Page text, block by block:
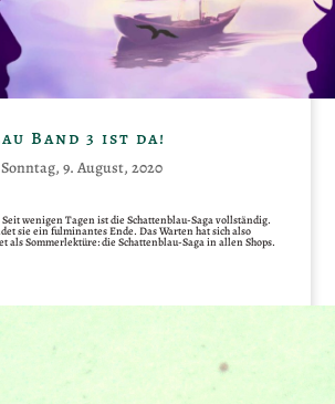
Band 3 ist da!
Sonntag, 9. August, 2020
wenigen Tagen ist die Schattenblau-Saga vollständig.
sie ein fulminantes Ende. Das Warten hat sich also
als Sommerlektüre: die Schattenblau-Saga in allen Shops.